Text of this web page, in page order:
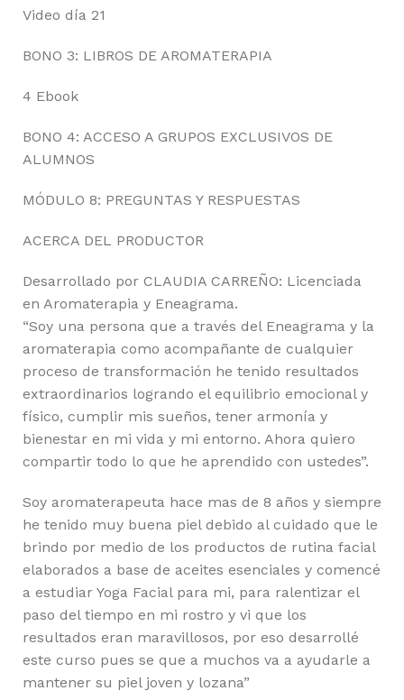
Video día 21
BONO 3: LIBROS DE AROMATERAPIA
4 Ebook
BONO 4: ACCESO A GRUPOS EXCLUSIVOS DE
ALUMNOS
MÓDULO 8: PREGUNTAS Y RESPUESTAS
ACERCA DEL PRODUCTOR
Desarrollado por CLAUDIA CARREÑO: Licenciada
en Aromaterapia y Eneagrama.
“Soy una persona que a través del Eneagrama y la
aromaterapia como acompañante de cualquier
proceso de transformación he tenido resultados
extraordinarios logrando el equilibrio emocional y
físico, cumplir mis sueños, tener armonía y
bienestar en mi vida y mi entorno. Ahora quiero
compartir todo lo que he aprendido con ustedes”.
Soy aromaterapeuta hace mas de 8 años y siempre
he tenido muy buena piel debido al cuidado que le
brindo por medio de los productos de rutina facial
elaborados a base de aceites esenciales y comencé
a estudiar Yoga Facial para mi, para ralentizar el
paso del tiempo en mi rostro y vi que los
resultados eran maravillosos, por eso desarrollé
este curso pues se que a muchos va a ayudarle a
mantener su piel joven y lozana”